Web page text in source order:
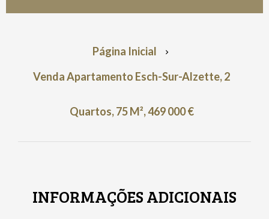
Página Inicial
Venda Apartamento Esch-Sur-Alzette, 2
Quartos, 75 M², 469 000 €
INFORMAÇÕES ADICIONAIS